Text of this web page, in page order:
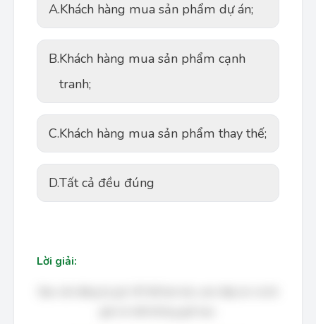
A.Khách hàng mua sản phẩm dự án;
B.Khách hàng mua sản phẩm cạnh
tranh;
C.Khách hàng mua sản phẩm thay thế;
D.Tất cả đều đúng
Lời giải: